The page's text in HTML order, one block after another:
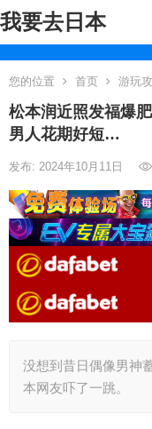
我要去日本
您的位置 首页 游玩
松本润近照发福爆
男人花期好短…
发布: 2024年10月11日
没想到昔日偶像男神
本网友吓了一跳。